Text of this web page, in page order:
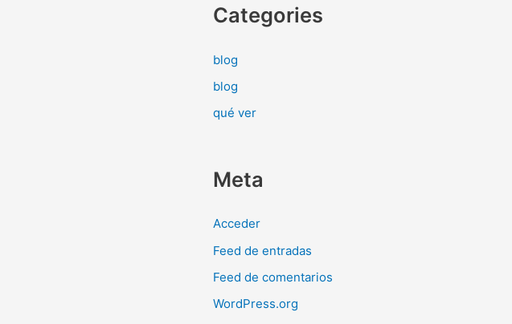
Categories
blog
blog
qué ver
Meta
Acceder
Feed de entradas
Feed de comentarios
WordPress.org